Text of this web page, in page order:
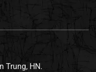
Trung, HN.